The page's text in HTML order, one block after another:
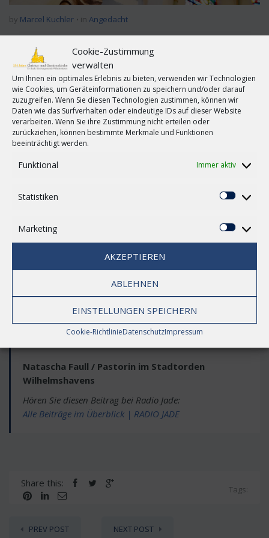
Cookie-Zustimmung
verwalten
Um Ihnen ein optimales Erlebnis zu bieten, verwenden wir Technologien
wie Cookies, um Geräteinformationen zu speichern und/oder darauf
zuzugreifen. Wenn Sie diesen Technologien zustimmen, können wir
Daten wie das Surfverhalten oder eindeutige IDs auf dieser Website
verarbeiten. Wenn Sie ihre Zustimmung nicht erteilen oder
zurückziehen, können bestimmte Merkmale und Funktionen
beeinträchtigt werden.
Funktional Immer aktiv
Statistiken
Marketing
AKZEPTIEREN
ABLEHNEN
EINSTELLUNGEN SPEICHERN
Cookie-RichtlinieDatenschutzImpressum
by Marcel Kuchler in Angedacht
einem Motto für die Sommerkirche in den Kirchengemeinden
des Stadtnordens von Wilhelmshaven. „Vertrauen wagen“
bekam den Zuschlag. Praktisch daran ist, dass damit
gleichzeitig das Mottolied zur Predigtreihe auch schon
gefunden ist: „Vertrauen wagen dürfen wir getrost“. Das
Lied stammt aus dem Jahr 1983, in dem die große
Friedensdemonstration im Bonner Hofgarten stattfand, um
gegen die atomare Aufrüstung zu protestieren. Damals
wurde auch eine über 100 Kilometer lange Menschenkette
friedlich für den Frieden“ lauteten damals die
Menschenkette zu initiieren, denn es hätte ja auch sein
oder nur ganz kurz wird. Vertrauen ist immer ein Wagnis. Es
kann enttäuscht werden. Das Lied ermutigt seit über 40
Jahren: Vertrauen wagen dürfen wir getrost, denn Gott ist
bei uns. Er will, dass wir leben.
Natascha Faull / Pastorin im Stadtorden
Wilhelmshavens
Hören Sie diesen Beitrag bei Radio Jade:
Alle Beiträge im Überblick | RADIO JADE
Share this:
Tags:
PREV POST NEXT POST